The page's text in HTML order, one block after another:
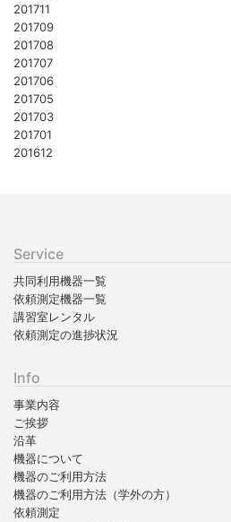
201711
201709
201708
201707
201706
201705
201703
201701
201612
Service
共同利用機器一覧
依頼測定機器一覧
講習室レンタル
依頼測定の進捗状況
Info
事業内容
ご挨拶
沿革
機器について
機器のご利用方法
機器のご利用方法（学外の方）
依頼測定